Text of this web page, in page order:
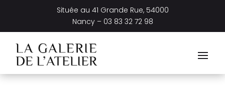
Située au 41 Grande Rue, 54000
Nancy – 03 83 32 72 98